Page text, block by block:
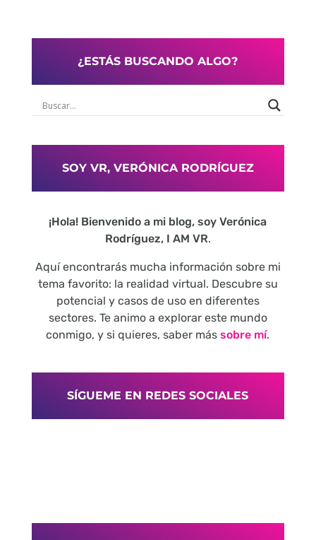
¿ESTÁS BUSCANDO ALGO?
SOY VR, VERÓNICA RODRÍGUEZ
¡Hola! Bienvenido a mi blog, soy Verónica
Rodríguez, I AM VR.
Aquí encontrarás mucha información sobre mi
tema favorito: la realidad virtual. Descubre su
potencial y casos de uso en diferentes
sectores. Te animo a explorar este mundo
conmigo, y si quieres, saber mássobre mí.
SÍGUEME EN REDES SOCIALES